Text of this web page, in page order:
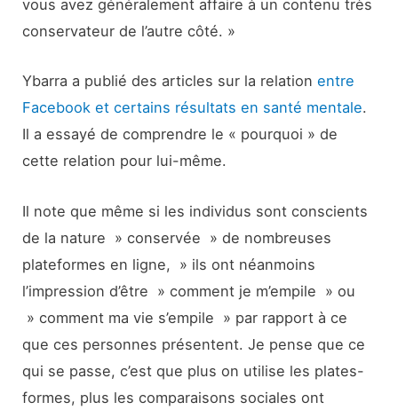
vous avez généralement affaire à un contenu très
conservateur de l’autre côté. »
Ybarra a publié des articles sur la relationentre
Facebook et certains résultats en santé mentale.
Il a essayé de comprendre le « pourquoi » de
cette relation pour lui-même.
Il note que même si les individus sont conscients
de la nature » conservée » de nombreuses
plateformes en ligne, » ils ont néanmoins
l’impression d’être » comment je m’empile » ou
» comment ma vie s’empile » par rapport à ce
que ces personnes présentent. Je pense que ce
qui se passe, c’est que plus on utilise les plates-
formes, plus les comparaisons sociales ont